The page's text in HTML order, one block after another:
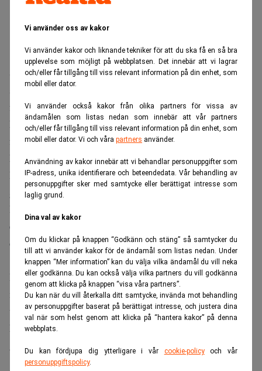
Vi använder oss av kakor
Vi använder kakor och liknande tekniker för att du ska få en så bra
upplevelse som möjligt på webbplatsen. Det innebär att vi lagrar
och/eller får tillgång till viss relevant information på din enhet, som
mobil eller dator.
Vi använder också kakor från olika partners för vissa av
ändamålen som listas nedan som innebär att vår partners
och/eller får tillgång till viss relevant information på din enhet, som
mobil eller dator. Vi och våra partners använder.
Användning av kakor innebär att vi behandlar personuppgifter som
IP-adress, unika identifierare och beteendedata. Vår behandling av
personuppgifter sker med samtycke eller berättigat intresse som
laglig grund.
Dina val av kakor
Om du klickar på knappen “Godkänn och stäng” så samtycker du
till att vi använder kakor för de ändamål som listas nedan. Under
knappen “Mer information” kan du välja vilka ändamål du vill neka
eller godkänna. Du kan också välja vilka partners du vill godkänna
genom att klicka på knappen “visa våra partners”.
Du kan när du vill återkalla ditt samtycke, invända mot behandling
av personuppgifter baserat på berättigat intresse, och justera dina
val när som helst genom att klicka på “hantera kakor” på denna
webbplats.
Du kan fördjupa dig ytterligare i vår cookie-policyoch vår
personuppgiftspolicy.
Sprängningarna vid kusten utanför Bornholm inträffade i
september 2022. Nu slår domaren
förstörelsen av rörledningarna var en följd av kriget.
Eftersom krig är inskrivet som undantag i
försäkringsavtalen står Nord Stream AG utan ersättning.
Läs också:Bekräftat – det var sabotage av Nord Stream.
Realtid
580 miljoner euro uteblir
Bolaget hade, enligt
euro från sina försäkringsgivare, där Lloyd’s och Arch är
de största aktörerna.
Domen innebär att försäkringsbolagen slipper en av de
mest uppmärksammade skadeutbetalningarna i modern
tid.
Läs också:
gasleveranser genom Nord Stream. Realtid